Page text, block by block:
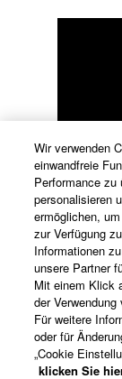
Wir verwenden
einwandfreie
Performance zu
personalisieren
ermöglichen,
zur Verfügung
Informationen
unsere Partner
Mit einem Klick
der
Für weitere
oder für
„Cookie
klicken Sie